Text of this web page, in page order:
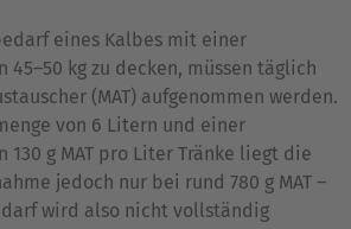
eines Kalbes mit einer
45–50 kg zu decken, müssen täglich
(MAT) aufgenommen werden.
von 6 Litern und einer
130 g MAT pro Liter Tränke liegt die
jedoch nur bei rund 780 g MAT –
wird also nicht vollständig